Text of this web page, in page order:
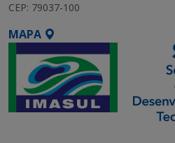
CEP: 79037-100
MAPA